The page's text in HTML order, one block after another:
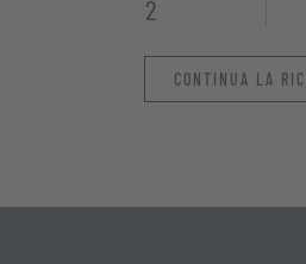
CONTINUA LA